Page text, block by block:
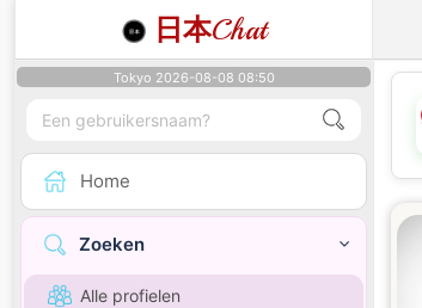
日本Chat
Tokyo 2026-08-08 08:50
Home
Zoeken
Alle profielen